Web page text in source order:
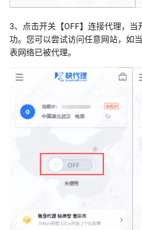
3、点击开关【OFF】连接代理，
功。您可以尝试访问任意网站，如
表网络已被代理。